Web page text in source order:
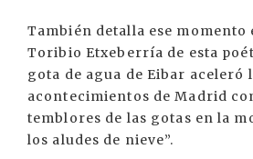
También detalla ese
Toribio Etxeberría de esta
gota de agua de Eibar aceleró
acontecimientos de Madrid
temblores de las gotas en la
los aludes de nieve”.